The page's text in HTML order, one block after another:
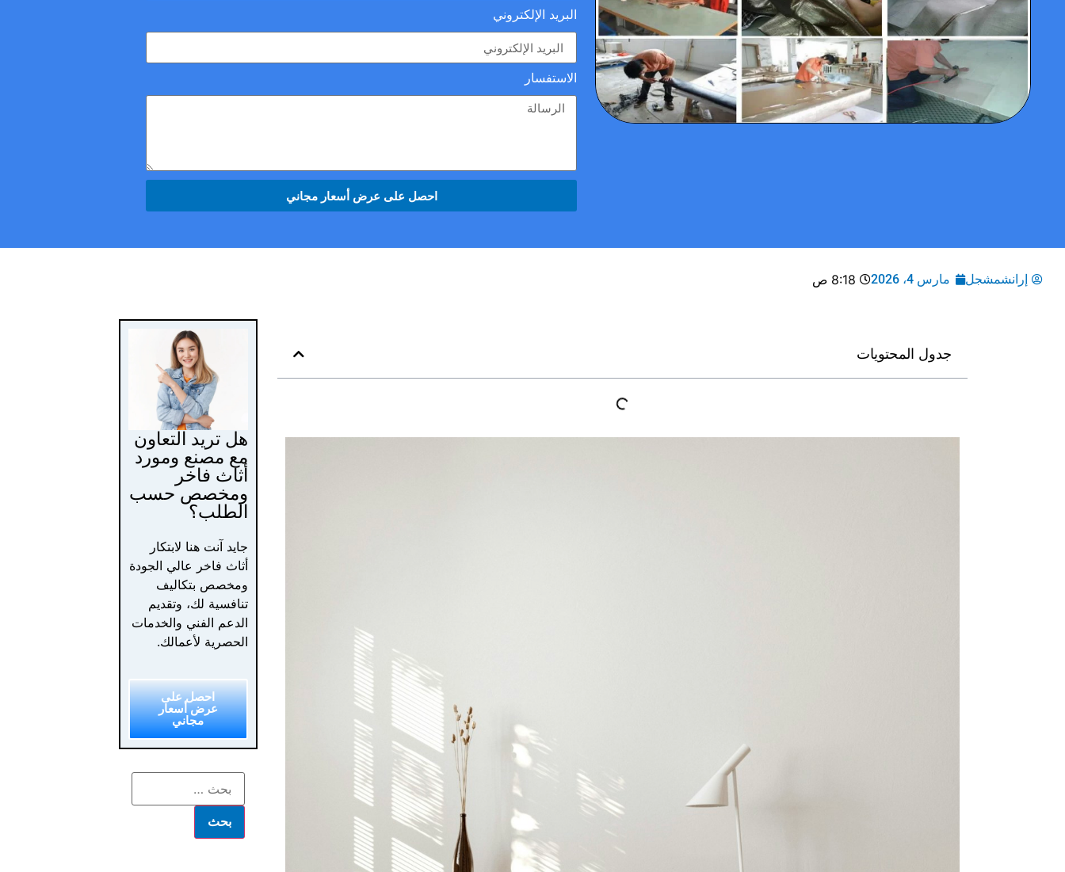
البريد الإلكتروني
الاستفسار
احصل على عرض أسعار مجاني
إرانشمشجل مارس 4، 2026 8:18 ص
جدول المحتويات
هل تريد التعاون
مع مصنع ومورد
أثاث فاخر
ومخصص حسب
الطلب؟
جايد آنت هنا لابتكار
أثاث فاخر عالي الجودة
ومخصص بتكاليف
تنافسية لك، وتقديم
الدعم الفني والخدمات
الحصرية لأعمالك.
احصل على
عرض أسعار
مجاني